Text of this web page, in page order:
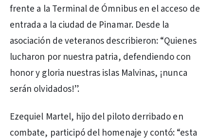
frente a la Terminal de Ómnibus en el acceso de
entrada a la ciudad de Pinamar. Desde la
asociación de veteranos describieron: “Quienes
lucharon por nuestra patria, defendiendo con
honor y gloria nuestras islas Malvinas, ¡nunca
serán olvidados!”.
Ezequiel Martel, hijo del piloto derribado en
combate, participó del homenaje y contó: “esta